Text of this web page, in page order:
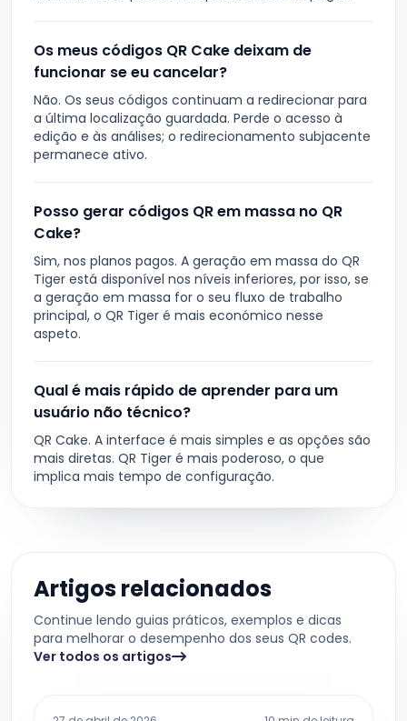
Os meus códigos QR Cake deixam de
funcionar se eu cancelar?
Não. Os seus códigos continuam a redirecionar para
a última localização guardada. Perde o acesso à
edição e às análises; o redirecionamento subjacente
permanece ativo.
Posso gerar códigos QR em massa no QR
Cake?
Sim, nos planos pagos. A geração em massa do QR
Tiger está disponível nos níveis inferiores, por isso, se
a geração em massa for o seu fluxo de trabalho
principal, o QR Tiger é mais económico nesse
aspeto.
Qual é mais rápido de aprender para um
usuário não técnico?
QR Cake. A interface é mais simples e as opções são
mais diretas. QR Tiger é mais poderoso, o que
implica mais tempo de configuração.
Artigos relacionados
Continue lendo guias práticos, exemplos e dicas
para melhorar o desempenho dos seus QR codes.
Ver todos os artigos